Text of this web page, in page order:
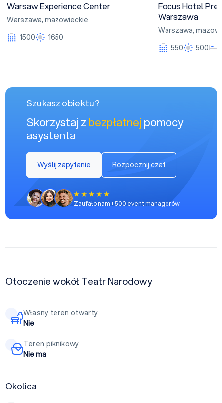
Warsaw Experience Center
Warszawa,mazowieckie
1500
1650
Focus Hotel
Warszawa
Warszawa,
550
500
Szukasz obiektu?
Skorzystaj zbezpłatnejpomocy
asystenta
Wyślij zapytanie Rozpocznij czat
Zaufało nam +500 event managerów
Otoczenie wokół Teatr Narodowy
Własny teren otwarty
Nie
Teren piknikowy
Nie ma
Okolica